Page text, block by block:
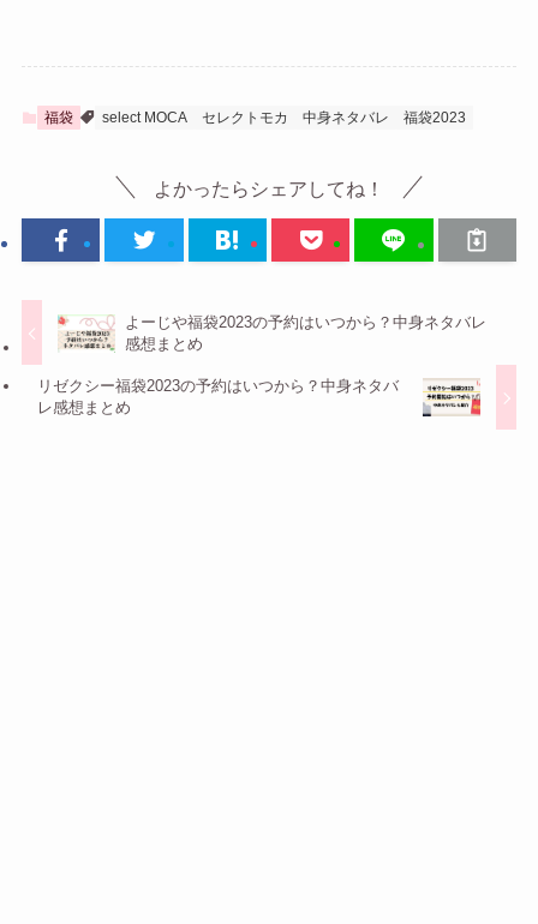
福袋 select MOCA セレクトモカ 中身ネタバレ 福袋2023
よかったらシェアしてね！
よーじや福袋2023の予約はいつから？中身ネタバレ
感想まとめ
リゼクシー福袋2023の予約はいつから？中身ネタバ
レ感想まとめ